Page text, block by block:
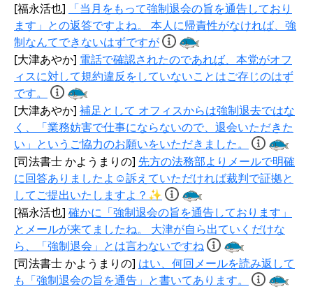
[福永活也]
「当月をもって強制退会の旨を通告しており
ます」との返答ですよね。 本人に帰責性がなければ、強
制なんてできないはずですが
[大津あやか] 電話で確認されたのであれば、本党がオフ
ィスに対して規約違反をしていないことはご存じのはず
です。
[大津あやか] 補足として オフィスからは強制退去ではな
く、「業務妨害で仕事にならないので、退会いただきた
い」というご協力のお願いをいただきました。
[司法書士 かようまりの] 先方の法務部よりメールで明確
に回答ありましたよ☺️訴えていただければ裁判で証拠と
してご提出いたしますよ？✨
[福永活也] 確かに「強制退会の旨を通告しております」
とメールが来てましたね。 大津が自ら出ていくだけな
ら、「強制退会」とは言わないですね
[司法書士 かようまりの] はい、何回メールを読み返して
も「強制退会の旨を通告」と書いてあります。